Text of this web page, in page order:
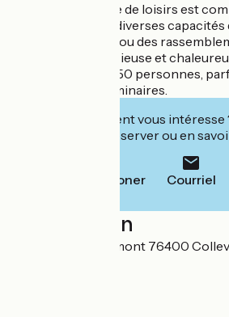
Ce parc résidence de loisirs est
tout équipé et de diverses
séjours en famille ou des
de réception spacieuse et
accueillir jusqu'à 150 personnes,
réceptions ou séminaires.
Cet établissement vous
leur site pour réserver ou en
Téléphoner Courriel
Localisation
649 Route de Valmont 76400